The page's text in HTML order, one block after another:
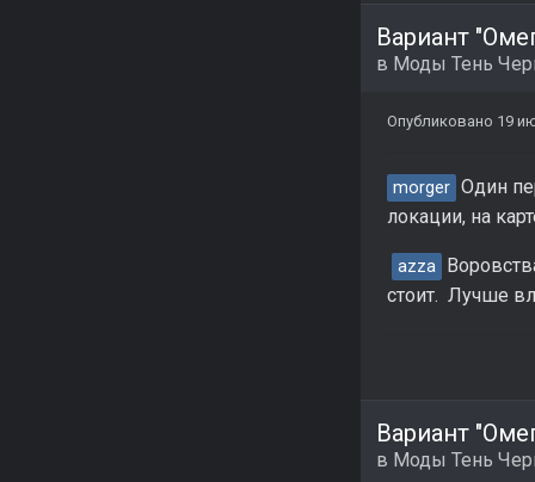
Вариант
в Моды Тень
Опубликовано 19
morger Один
локации, на
azza
стоит. Лучше
Вариант
в Моды Тень